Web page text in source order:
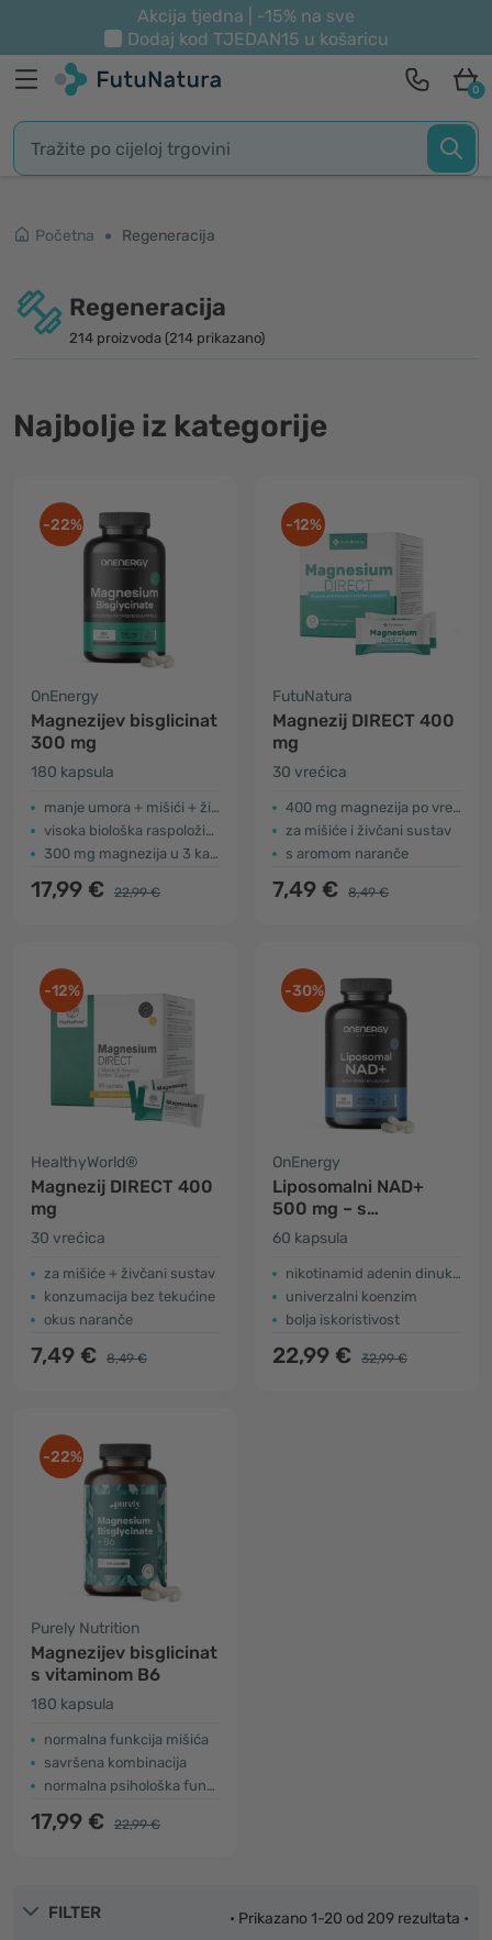
Akcija tjedna | -15% na sve
Dodaj kod TJEDAN15 u košaricu
0
Početna Regeneracija
Regeneracija
214 proizvoda (214 prikazano)
Najbolje iz kategorije
-22%
OnEnergy
Magnezijev bisglicinat
300 mg
180 kapsula
manje umora + mišići + živčani sustav
visoka biološka raspoloživost
300 mg magnezija u 3 kapsule
17,99 € 22,99 €
-12%
FutuNatura
Magnezij DIRECT 400
mg
30 vrećica
400 mg magnezija po vrećici
za mišiće i živčani sustav
s aromom naranče
7,49 € 8,49 €
-12%
HealthyWorld®
Magnezij DIRECT 400
mg
30 vrećica
za mišiće + živčani sustav
konzumacija bez tekućine
okus naranče
7,49 € 8,49 €
-30%
OnEnergy
Liposomalni NAD+
500 mg – s
trimetilglicinom
60 kapsula
nikotinamid adenin dinukleotid
univerzalni koenzim
bolja iskoristivost
22,99 € 32,99 €
-22%
Purely Nutrition
Magnezijev bisglicinat
s vitaminom B6
180 kapsula
normalna funkcija mišića
savršena kombinacija
normalna psihološka funkcija
17,99 € 22,99 €
FILTER • Prikazano 1-20 od 209 rezultata •